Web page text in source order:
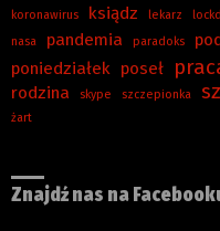
koronawirus ksiądz lekarz
nasa pandemia paradoks
poniedziałek poseł
rodzina skype szczepionka
żart
Znajdź nas na